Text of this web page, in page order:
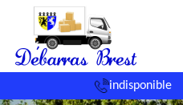
indisponible